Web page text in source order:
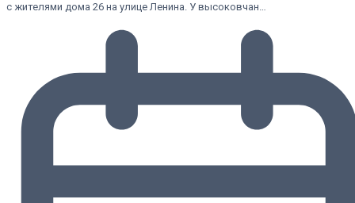
с жителями дома 26 на улице Ленина. У высоковчан…